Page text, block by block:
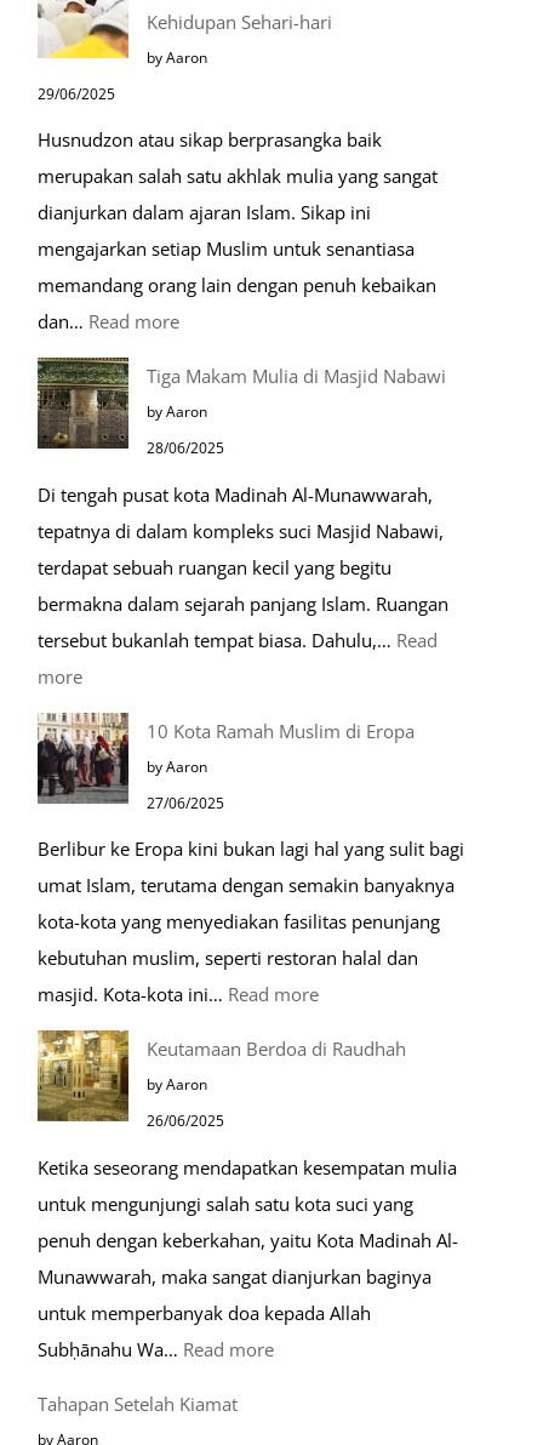
Kehidupan Sehari-hari
by Aaron
29/06/2025
Husnudzon atau sikap berprasangka baik
merupakan salah satu akhlak mulia yang sangat
dianjurkan dalam ajaran Islam. Sikap ini
mengajarkan setiap Muslim untuk senantiasa
memandang orang lain dengan penuh kebaikan
dan… Read more:
Sehari-
hari
Tiga Makam Mulia di Masjid Nabawi
by Aaron
28/06/2025
Di tengah pusat kota Madinah Al-Munawwarah,
tepatnya di dalam kompleks suci Masjid Nabawi,
terdapat sebuah ruangan kecil yang begitu
bermakna dalam sejarah panjang Islam. Ruangan
tersebut bukanlah tempat biasa. Dahulu,… Read
more:
Tiga
Makam
Mulia
Masjid
Nabawi
10 Kota Ramah Muslim di Eropa
by Aaron
27/06/2025
Berlibur ke Eropa kini bukan lagi hal yang sulit bagi
umat Islam, terutama dengan semakin banyaknya
kota-kota yang menyediakan fasilitas penunjang
kebutuhan muslim, seperti restoran halal dan
masjid. Kota-kota ini… Read more:
di
Eropa
Keutamaan Berdoa di Raudhah
by Aaron
26/06/2025
Ketika seseorang mendapatkan kesempatan mulia
untuk mengunjungi salah satu kota suci yang
penuh dengan keberkahan, yaitu Kota Madinah Al-
Munawwarah, maka sangat dianjurkan baginya
untuk memperbanyak doa kepada Allah
Subḥānahu Wa… Read more:
Tahapan Setelah Kiamat
by Aaron